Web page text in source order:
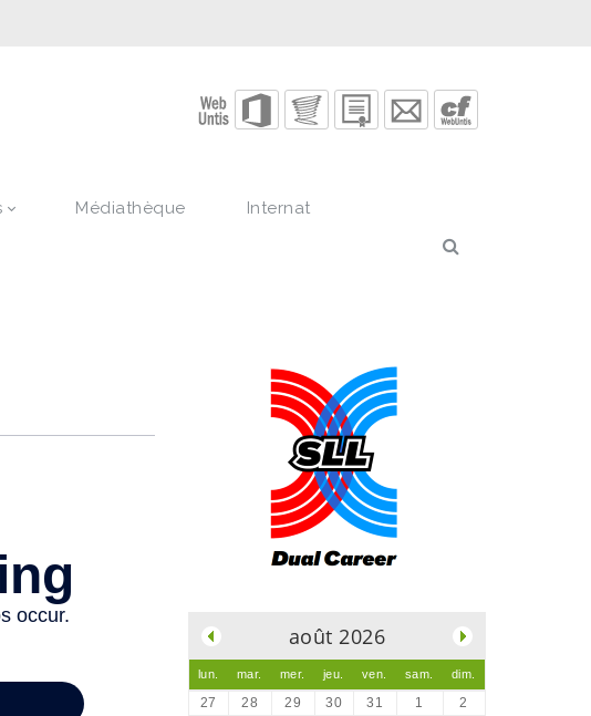
Médiathèque Internat
août 2026
lun. mar. mer. jeu. ven. sam. dim.
27 28 29 30 31 1
2